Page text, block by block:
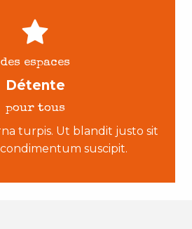
des espaces
Détente
pour tous
turpis. Ut blandit justo sit
suscipit.